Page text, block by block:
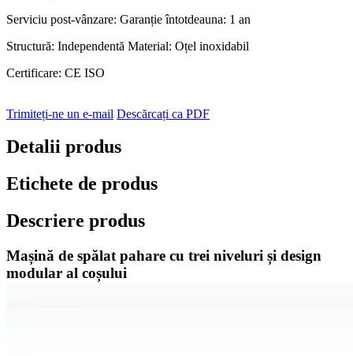
Serviciu post-vânzare: Garanție întotdeauna: 1 an
Structură: Independentă Material: Oțel inoxidabil
Certificare: CE ISO
Trimiteți-ne un e-mail Descărcați ca PDF
Detalii produs
Etichete de produs
Descriere produs
Mașină de spălat pahare cu trei niveluri și design
modular al coșului